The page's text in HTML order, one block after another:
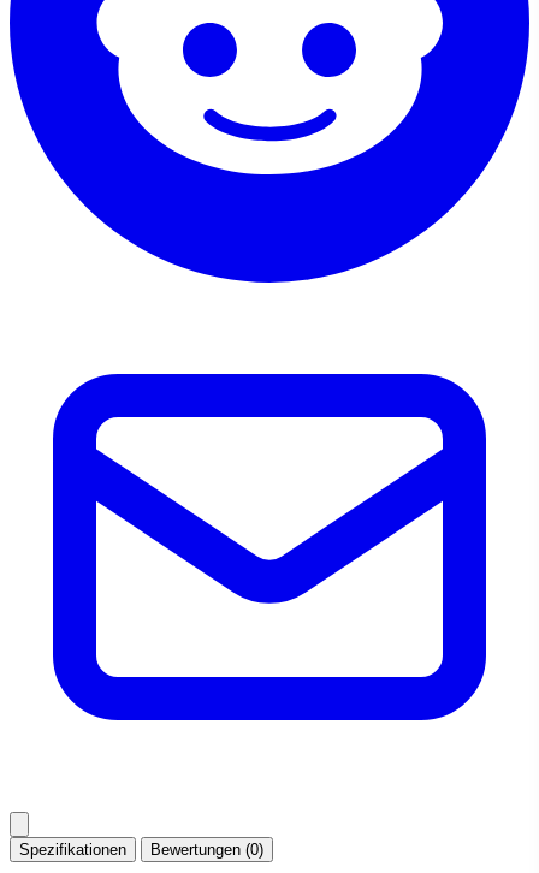
Spezifikationen Bewertungen (0)